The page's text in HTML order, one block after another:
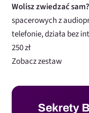
Wolisz zwiedzać
spacerowych z
telefonie, działa bez
250 zł
Zobacz zestaw
Sekrety